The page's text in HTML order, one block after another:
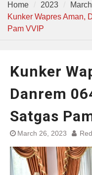
Home 2023 March
Kunker Wapres Aman,
Pam VVIP
Kunker
Danrem
Satgas
March 26, 2023